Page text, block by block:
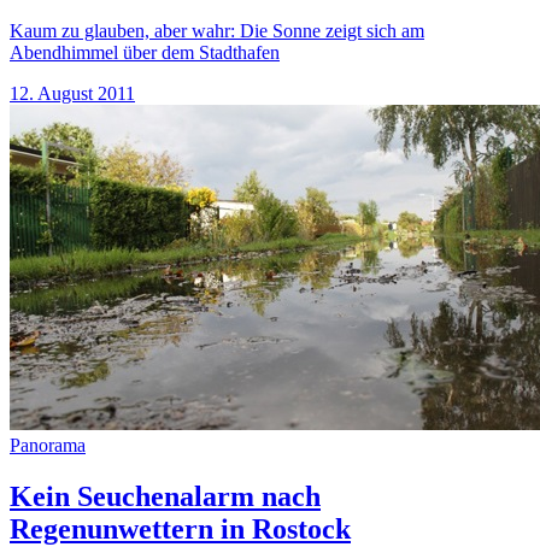
Kaum zu glauben, aber wahr: Die Sonne zeigt sich am
Abendhimmel über dem Stadthafen
12. August 2011
Panorama
Kein Seuchenalarm nach
Regenunwettern in Rostock